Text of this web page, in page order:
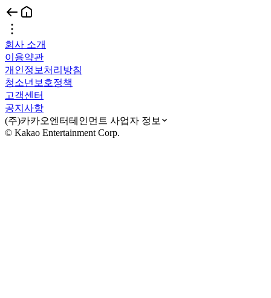
회사 소개
이용약관
개인정보처리방침
청소년보호정책
고객센터
공지사항
(주)카카오엔터테인먼트 사업자 정보
© Kakao Entertainment Corp.